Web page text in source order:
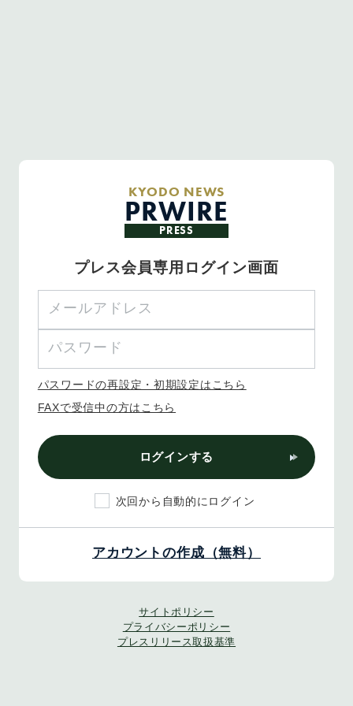
KYODO NEWS
PRWIRE
PRESS
プレス会員専用ログイン画面
パスワードの再設定・初期設定はこちら
FAXで受信中の方はこちら
ログインする
次回から自動的にログイン
アカウントの作成（無料）
サイトポリシー
プライバシーポリシー
プレスリリース取扱基準